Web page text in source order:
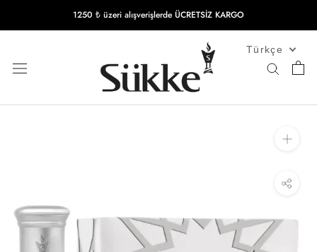
geç
1250 ₺ üzeri alışverişlerde ÜCRETSİZ KARGO
Türkçe